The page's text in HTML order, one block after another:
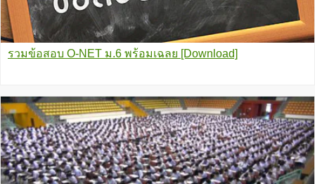
รวมข้อสอบ O-NET ม.6 พร้อมเฉลย [Download]